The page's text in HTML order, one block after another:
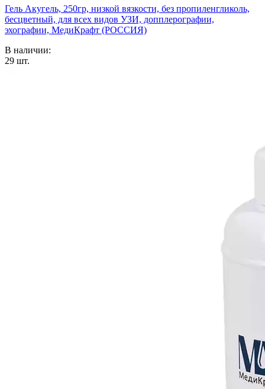
Гель Акугель, 250гр, низкой вязкости, без пропиленгликоль,
бесцветный, для всех видов УЗИ, допплерографии,
эхографии, МедиКрафт (РОССИЯ)
В наличии:
29 шт.